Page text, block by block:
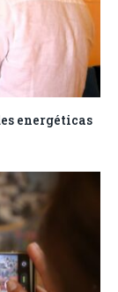
energéticas